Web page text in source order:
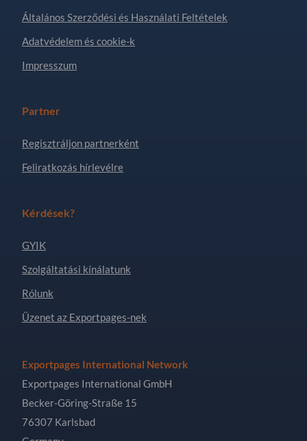
Általános Szerződési és Használati Feltételek
Adatvédelem és cookie-k
Impresszum
Partner
Regisztráljon partnerként
Feliratkozás hírlevélre
Kérdések?
GYIK
Szolgáltatási kínálatunk
Rólunk
Üzenet az Exportpages-nek
Exportpages International Network
Exportpages International GmbH
Becker-Göring-Straße 15
76307 Karlsbad